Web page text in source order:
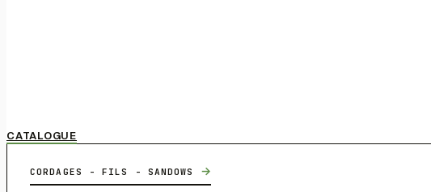
CATALOGUE
CORDAGES - FILS - SANDOWS →